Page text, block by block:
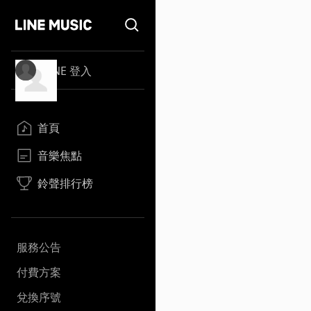
LINE 登入
首頁
音樂焦點
鈴聲排行榜
服務公告
付費方案
兌換序號